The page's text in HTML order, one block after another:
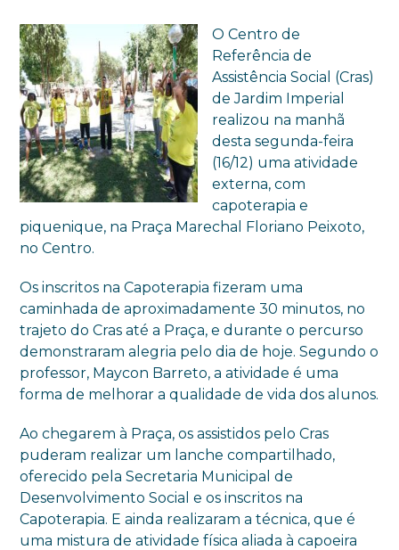
O Centro de
Referência de
Assistência Social (Cras)
de Jardim Imperial
realizou na manhã
desta segunda-feira
(16/12) uma atividade
externa, com
capoterapia e
piquenique, na Praça Marechal Floriano Peixoto,
no Centro.
Os inscritos na Capoterapia fizeram uma
caminhada de aproximadamente 30 minutos, no
trajeto do Cras até a Praça, e durante o percurso
demonstraram alegria pelo dia de hoje. Segundo o
professor, Maycon Barreto, a atividade é uma
forma de melhorar a qualidade de vida dos alunos.
Ao chegarem à Praça, os assistidos pelo Cras
puderam realizar um lanche compartilhado,
oferecido pela Secretaria Municipal de
Desenvolvimento Social e os inscritos na
Capoterapia. E ainda realizaram a técnica, que é
uma mistura de atividade física aliada à capoeira